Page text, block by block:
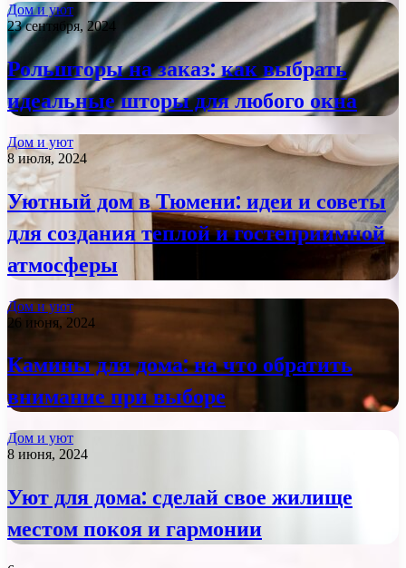
Дом и уют
23 сентября, 2024
Рольшторы на заказ: как выбрать
идеальные шторы для любого окна
Дом и уют
8 июля, 2024
Уютный дом в Тюмени: идеи и советы
для создания теплой и гостеприимной
атмосферы
Дом и уют
26 июня, 2024
Камины для дома: на что обратить
внимание при выборе
Дом и уют
8 июня, 2024
Уют для дома: сделай свое жилище
местом покоя и гармонии